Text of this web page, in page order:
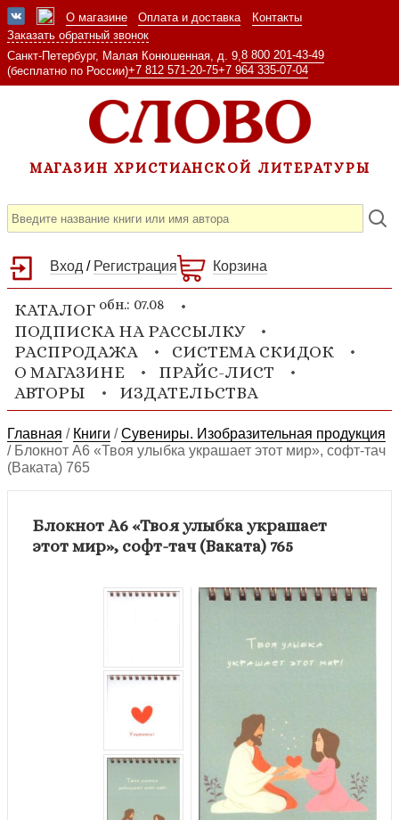
О магазине Оплата и доставка
Контакты
Заказать обратный звонок
Санкт-Петербург, Малая Конюшенная, д. 9, 8 800 201-43-49
(бесплатно по России)+7 812 571-20-75+7 964 335-07-04
МАГАЗИН ХРИСТИАНСКОЙ ЛИТЕРАТУРЫ
Вход / Регистрация Корзина
КАТАЛОГ обн.: 07.08
ПОДПИСКА НА РАССЫЛКУ
РАСПРОДАЖА
СИСТЕМА СКИДОК
О МАГАЗИНЕ
ПРАЙС-ЛИСТ
АВТОРЫ
ИЗДАТЕЛЬСТВА
Главная / Книги /Сувениры. Изобразительная продукция
/ Блокнот А6 «Твоя улыбка украшает этот мир», софт-тач
(Ваката) 765
Блокнот А6 «Твоя улыбка украшает
этот мир», софт-тач (Ваката) 765